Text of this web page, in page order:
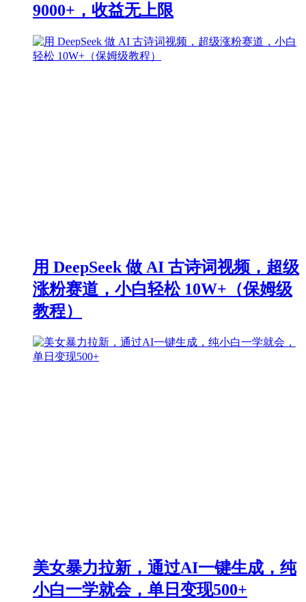
9000+，收益无上限
用 DeepSeek 做 AI 古诗词视频，超级
涨粉赛道，小白轻松 10W+（保姆级
教程）
美女暴力拉新，通过AI一键生成，纯
小白一学就会，单日变现500+